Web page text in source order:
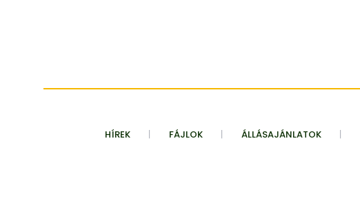
HÍREK FÁJLOK ÁLLÁSAJÁNLATOK